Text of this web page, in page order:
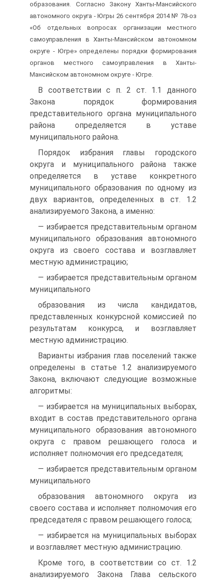
образования. Согласно Закону Ханты-Мансийского
автономного округа - Югры 26 сентября 2014 № 78-оз
«Об отдельных вопросах организации местного
самоуправления в Ханты-Мансийском автономном
округе - Югре» определены порядки формирования
органов местного самоуправления в Ханты-
Мансийском автономном округе - Югре.
В соответствии с п. 2 ст. 1.1 данного
Закона порядок формирования
представительного органа муниципального
района определяется в уставе
муниципального района.
Порядок избрания главы городского
округа и муниципального района также
определяется в уставе конкретного
муниципального образования по одному из
двух вариантов, определенных в ст. 1.2
анализируемого Закона, а именно:
— избирается представительным органом
муниципального образования автономного
округа из своего состава и возглавляет
местную администрацию;
— избирается представительным органом
муниципального
образования из числа кандидатов,
представленных конкурсной комиссией по
результатам конкурса, и возглавляет
местную администрацию.
Варианты избрания глав поселений также
определены в статье 1.2 анализируемого
Закона, включают следующие возможные
алгоритмы:
— избирается на муниципальных выборах,
входит в состав представительного органа
муниципального образования автономного
округа с правом решающего голоса и
исполняет полномочия его председателя;
— избирается представительным органом
муниципального
образования автономного округа из
своего состава и исполняет полномочия его
председателя с правом решающего голоса;
— избирается на муниципальных выборах
и возглавляет местную администрацию.
Кроме того, в соответствии со ст. 1.2
анализируемого Закона Глава сельского